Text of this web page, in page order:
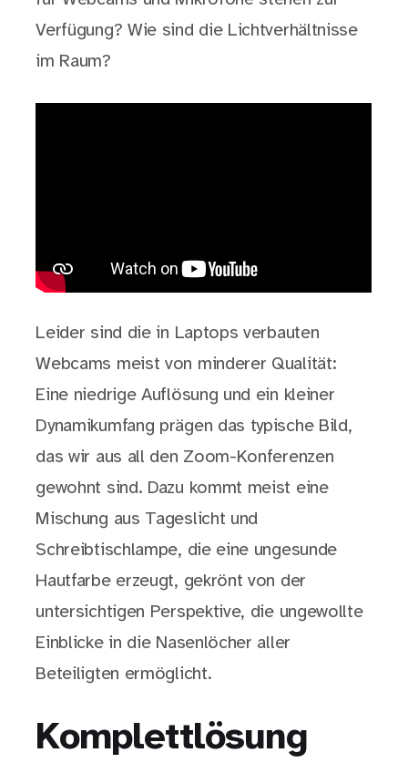
Verfügung? Wie sind die Lichtverhältnisse
im Raum?
Leider sind die in Laptops verbauten
Webcams meist von minderer Qualität:
Eine niedrige Auflösung und ein kleiner
Dynamikumfang prägen das typische Bild,
das wir aus all den Zoom-Konferenzen
gewohnt sind. Dazu kommt meist eine
Mischung aus Tageslicht und
Schreibtischlampe, die eine ungesunde
Hautfarbe erzeugt, gekrönt von der
untersichtigen Perspektive, die ungewollte
Einblicke in die Nasenlöcher aller
Beteiligten ermöglicht.
Komplettlösung